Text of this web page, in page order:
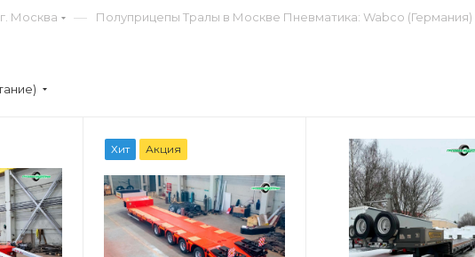
Москва — Полуприцепы Тралы в Москве Пневматика: Wabco (Германия)
Хит Акция